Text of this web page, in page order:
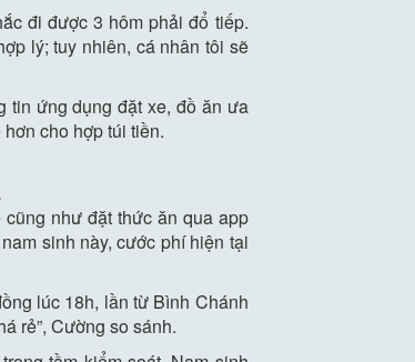
đi được 3 hôm phải đổ tiếp.
lý; tuy nhiên, cá nhân tôi sẽ
tin ứng dụng đặt xe, đồ ăn ưa
cho hợp túi tiền.
như đặt thức ăn qua app
sinh này, cước phí hiện tại
lúc 18h, lần từ Bình Chánh
rẻ”, Cường so sánh.